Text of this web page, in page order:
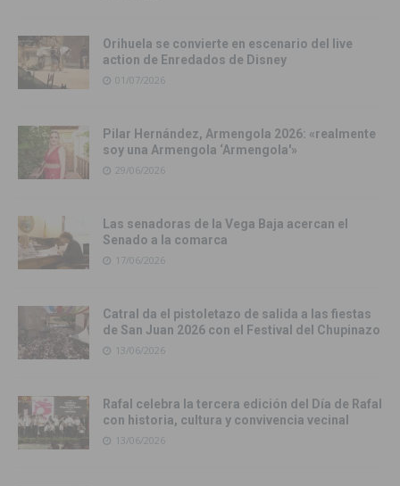
Orihuela se convierte en escenario del live
action de Enredados de Disney
01/07/2026
Pilar Hernández, Armengola 2026: «realmente
soy una Armengola ‘Armengola'»
29/06/2026
Las senadoras de la Vega Baja acercan el
Senado a la comarca
17/06/2026
Catral da el pistoletazo de salida a las fiestas
de San Juan 2026 con el Festival del Chupinazo
13/06/2026
Rafal celebra la tercera edición del Día de Rafal
con historia, cultura y convivencia vecinal
13/06/2026